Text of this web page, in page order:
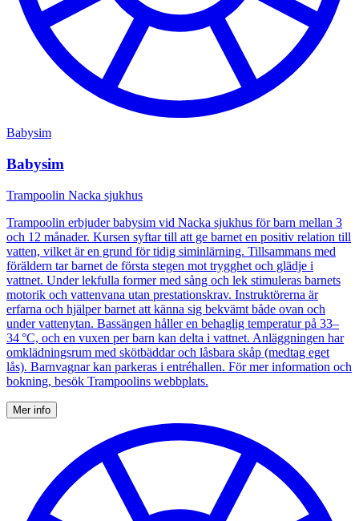
Babysim
Babysim
Trampoolin Nacka sjukhus
Trampoolin erbjuder babysim vid Nacka sjukhus för barn mellan 3
och 12 månader. Kursen syftar till att ge barnet en positiv relation till
vatten, vilket är en grund för tidig siminlärning. Tillsammans med
föräldern tar barnet de första stegen mot trygghet och glädje i
vattnet. Under lekfulla former med sång och lek stimuleras barnets
motorik och vattenvana utan prestationskrav. Instruktörerna är
erfarna och hjälper barnet att känna sig bekvämt både ovan och
under vattenytan. Bassängen håller en behaglig temperatur på 33–
34 °C, och en vuxen per barn kan delta i vattnet. Anläggningen har
omklädningsrum med skötbäddar och låsbara skåp (medtag eget
lås). Barnvagnar kan parkeras i entréhallen. För mer information och
bokning, besök Trampoolins webbplats.
Mer info